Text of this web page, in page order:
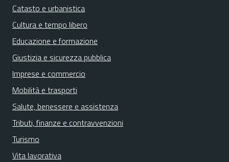
Catasto e urbanistica
Cultura e tempo libero
Educazione e formazione
Giustizia e sicurezza pubblica
Imprese e commercio
Mobilità e trasporti
Salute, benessere e assistenza
Tributi, finanze e contravvenzioni
Turismo
Vita lavorativa